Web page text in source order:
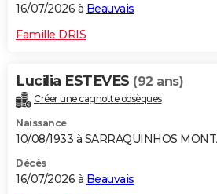
16/07/2026 à Beauvais
Famille DRIS
Lucilia ESTEVES (92 ans)
Créer une cagnotte obsèques
Naissance
10/08/1933 à SARRAQUINHOS
Décès
16/07/2026 à Beauvais